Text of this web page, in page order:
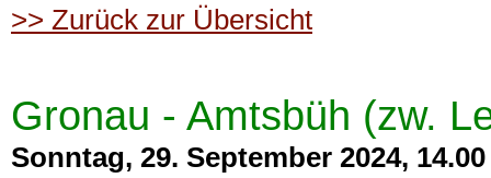
>> Zurück zur Übersicht
Gronau - Amtsbüh (zw.
Sonntag, 29. September 2024,